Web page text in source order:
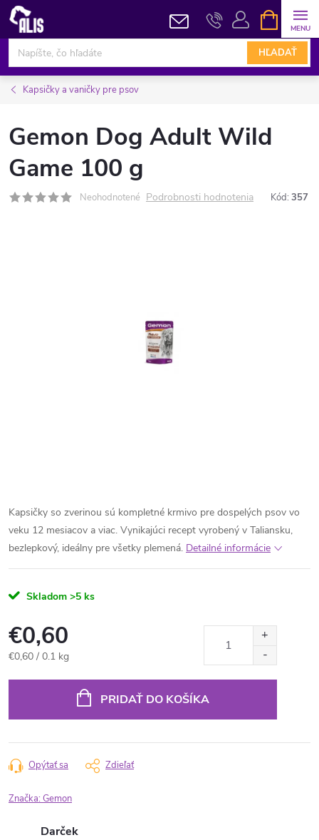
Prejsť
obsah
HĽADAŤ
KOŠÍK
Kapsičky a vaničky pre psov
Gemon Dog Adult Wild
Game 100 g
Neohodnotené Podrobnosti hodnotenia Kód: 357
Kapsičky so zverinou sú kompletné krmivo pre dospelých psov vo
veku 12 mesiacov a viac. Vynikajúci recept vyrobený v Taliansku,
bezlepkový, ideálny pre všetky plemená. Detailné informácie
Skladom >5 ks
€0,60
Jednotková
€0,60 / 0.1 kg
PRIDAŤ DO KOŠÍKA
Opýtať sa Zdieľať
Značka:Gemon
Darček